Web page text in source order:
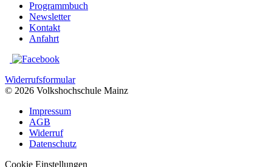
Programmbuch
Newsletter
Kontakt
Anfahrt
Widerrufsformular
© 2026 Volkshochschule Mainz
Impressum
AGB
Widerruf
Datenschutz
Cookie Einstellungen